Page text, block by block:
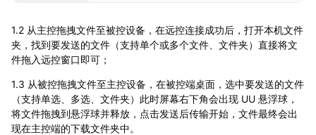
1.2 从主控拖拽文件至被控设备，在远控连接成功后，打开本机文件
夹，找到要发送的文件（支持单个或多个文件、文件夹）直接将文
件拖入远控窗口即可；
1.3 从被控拖拽文件至主控设备，在被控端桌面，选中要发送的文件
（支持单选、多选、文件夹）此时屏幕右下角会出现 UU 悬浮球，
将文件拖拽到悬浮球并释放，点击发送后传输开始，文件最终会出
现在主控端的下载文件夹中。